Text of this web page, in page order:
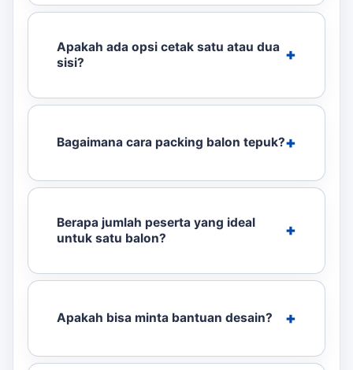
Apakah ada opsi cetak satu atau dua
sisi?
Bagaimana cara packing balon tepuk?
Berapa jumlah peserta yang ideal
untuk satu balon?
Apakah bisa minta bantuan desain?